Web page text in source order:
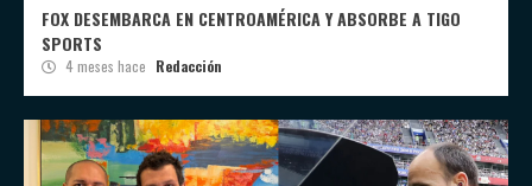
FOX DESEMBARCA EN CENTROAMÉRICA Y ABSORBE A TIGO
SPORTS
4 meses hace Redacción